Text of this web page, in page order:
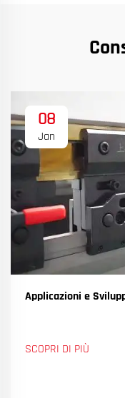
08
Jan
Applicazioni e
SCOPRI DI PIÙ